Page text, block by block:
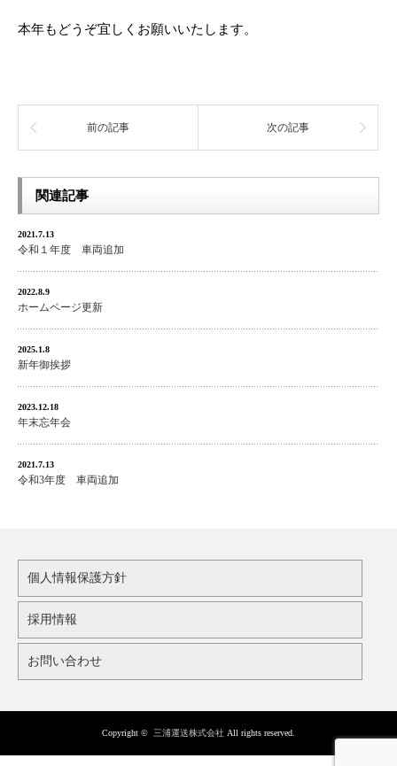
本年もどうぞ宜しくお願いいたします。
前の記事 次の記事
関連記事
2021.7.13
令和１年度 車両追加
2022.8.9
ホームページ更新
2025.1.8
新年御挨拶
2023.12.18
年末忘年会
2021.7.13
令和3年度 車両追加
個人情報保護方針
採用情報
お問い合わせ
Copyright © 三浦運送株式会社 All rights reserved.